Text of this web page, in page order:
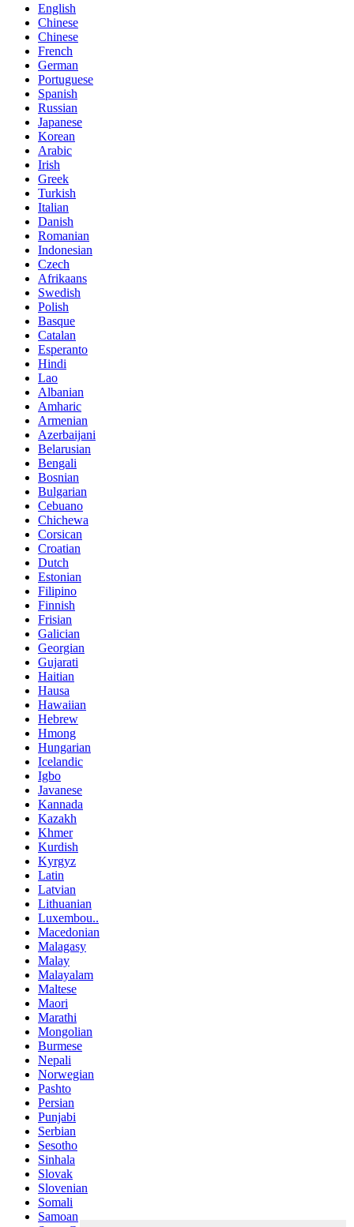
English
Chinese
Chinese
French
German
Portuguese
Spanish
Russian
Japanese
Korean
Arabic
Irish
Greek
Turkish
Italian
Danish
Romanian
Indonesian
Czech
Afrikaans
Swedish
Polish
Basque
Catalan
Esperanto
Hindi
Lao
Albanian
Amharic
Armenian
Azerbaijani
Belarusian
Bengali
Bosnian
Bulgarian
Cebuano
Chichewa
Corsican
Croatian
Dutch
Estonian
Filipino
Finnish
Frisian
Galician
Georgian
Gujarati
Haitian
Hausa
Hawaiian
Hebrew
Hmong
Hungarian
Icelandic
Igbo
Javanese
Kannada
Kazakh
Khmer
Kurdish
Kyrgyz
Latin
Latvian
Lithuanian
Luxembou..
Macedonian
Malagasy
Malay
Malayalam
Maltese
Maori
Marathi
Mongolian
Burmese
Nepali
Norwegian
Pashto
Persian
Punjabi
Serbian
Sesotho
Sinhala
Slovak
Slovenian
Somali
Samoan